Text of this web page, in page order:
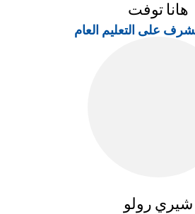
هانا توفت
على التعليم العام
شيري رولو